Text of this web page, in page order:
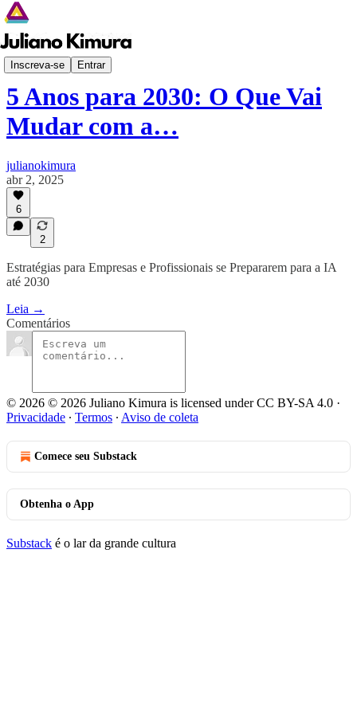
Inscreva-se Entrar
Despertar Digital
5 Anos para 2030: O Que Vai
Mudar com a…
julianokimura
abr 2, 2025
6
2
Estratégias para Empresas e Profissionais se Prepararem para a IA
até 2030
Leia →
Comentários
© 2026 © 2026 Juliano Kimura is licensed under CC BY-SA 4.0 ·
Privacidade ∙ Termos ∙ Aviso de coleta
Comece seu Substack
Obtenha o App
Substack é o lar da grande cultura